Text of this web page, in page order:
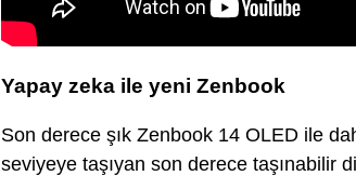
Yapay zeka ile yeni Zenbook
Son derece şık Zenbook 14 OLED ile
seviyeye taşıyan son derece taşınabilir